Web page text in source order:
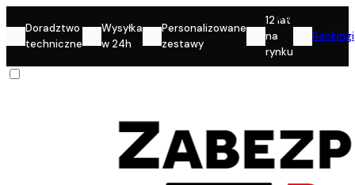
Doradztwo
techniczne
Wysyłka
w 24h
Personalizowane
zestawy
12 lat
na
rynku
Rankingi
Konto